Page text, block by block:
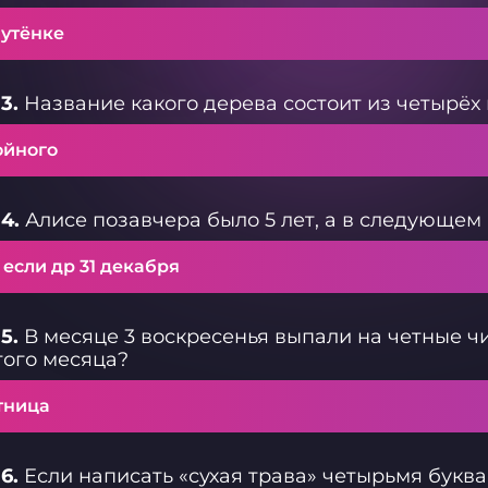
Название какого дерева состоит из
Алисе позавчера было 5 лет, а в
др 31 декабря
В месяце 3 воскресенья выпали на четные
месяца?
Если написать «сухая трава» четырьмя